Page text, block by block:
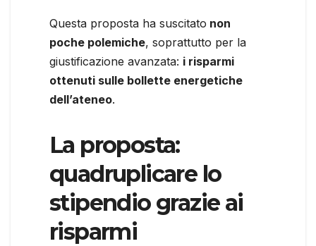
Questa proposta ha suscitato non
poche polemiche, soprattutto per la
giustificazione avanzata: i risparmi
ottenuti sulle bollette energetiche
dell’ateneo.
La proposta:
quadruplicare lo
stipendio grazie ai
risparmi